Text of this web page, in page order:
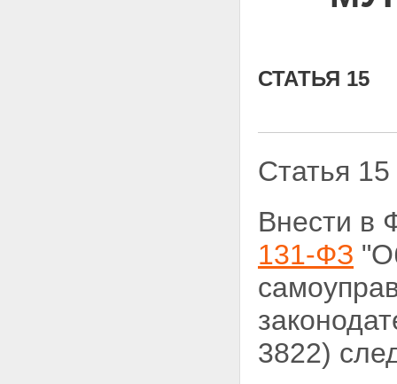
СТАТЬЯ 15
Статья 15
Внести в
131-ФЗ
3822)